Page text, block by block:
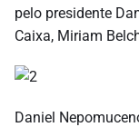
pelo presidente
Caixa, Miriam
Daniel